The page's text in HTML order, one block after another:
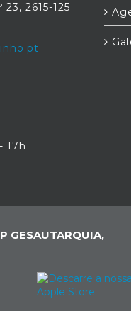
2615-125
17h
GESAUTARQUIA,